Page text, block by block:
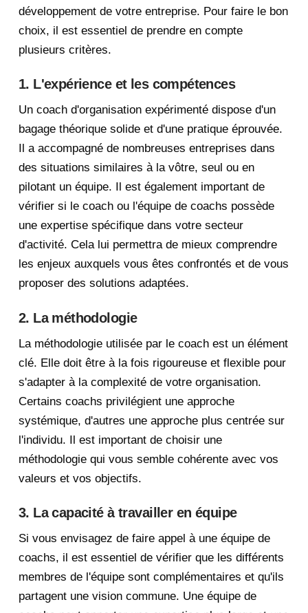
développement de votre entreprise. Pour faire le bon
choix, il est essentiel de prendre en compte
plusieurs critères.
1. L'expérience et les compétences
Un coach d'organisation expérimenté dispose d'un
bagage théorique solide et d'une pratique éprouvée.
Il a accompagné de nombreuses entreprises dans
des situations similaires à la vôtre, seul ou en
pilotant un équipe. Il est également important de
vérifier si le coach ou l'équipe de coachs possède
une expertise spécifique dans votre secteur
d'activité. Cela lui permettra de mieux comprendre
les enjeux auxquels vous êtes confrontés et de vous
proposer des solutions adaptées.
2. La méthodologie
La méthodologie utilisée par le coach est un élément
clé. Elle doit être à la fois rigoureuse et flexible pour
s'adapter à la complexité de votre organisation.
Certains coachs privilégient une approche
systémique, d'autres une approche plus centrée sur
l'individu. Il est important de choisir une
méthodologie qui vous semble cohérente avec vos
valeurs et vos objectifs.
3. La capacité à travailler en équipe
Si vous envisagez de faire appel à une équipe de
coachs, il est essentiel de vérifier que les différents
membres de l'équipe sont complémentaires et qu'ils
partagent une vision commune. Une équipe de